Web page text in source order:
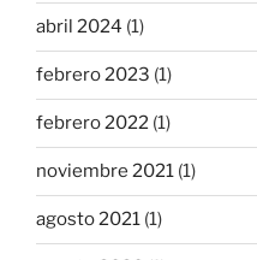
abril 2024 (1)
febrero 2023 (1)
febrero 2022 (1)
noviembre 2021 (1)
agosto 2021 (1)